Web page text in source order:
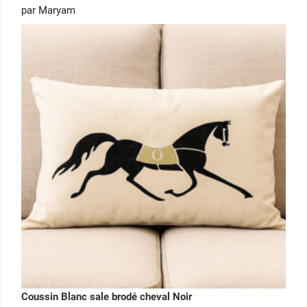
Note
sur 5
par Maryam
Coussin Blanc sale brodé cheval Noir